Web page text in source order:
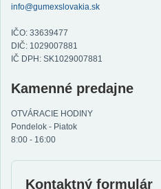
info@gumexslovakia.sk
IČO: 33639477
DIČ: 1029007881
IČ DPH: SK1029007881
Kamenné predajne
OTVÁRACIE HODINY
Pondelok - Piatok
8:00 - 16:00
Kontaktný formulár